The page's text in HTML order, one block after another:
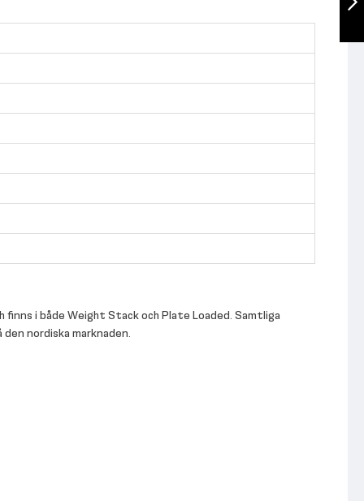
finns i både Weight Stack och Plate Loaded. Samtliga
nordiska marknaden.